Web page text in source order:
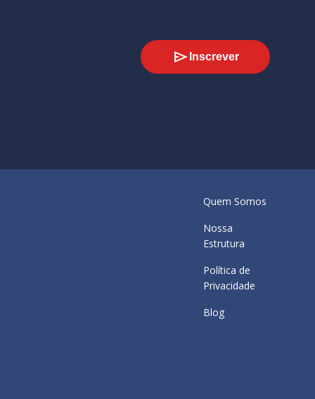
Inscrever
Quem Somos
Nossa
Estrutura
Política de
Privacidade
Blog